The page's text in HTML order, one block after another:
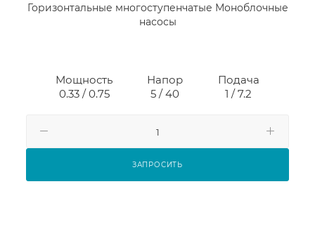
Горизонтальные многоступенчатые Моноблочные
насосы
Мощность
0.33 / 0.75
Напор
5 / 40
Подача
1 / 7.2
ЗАПРОСИТЬ